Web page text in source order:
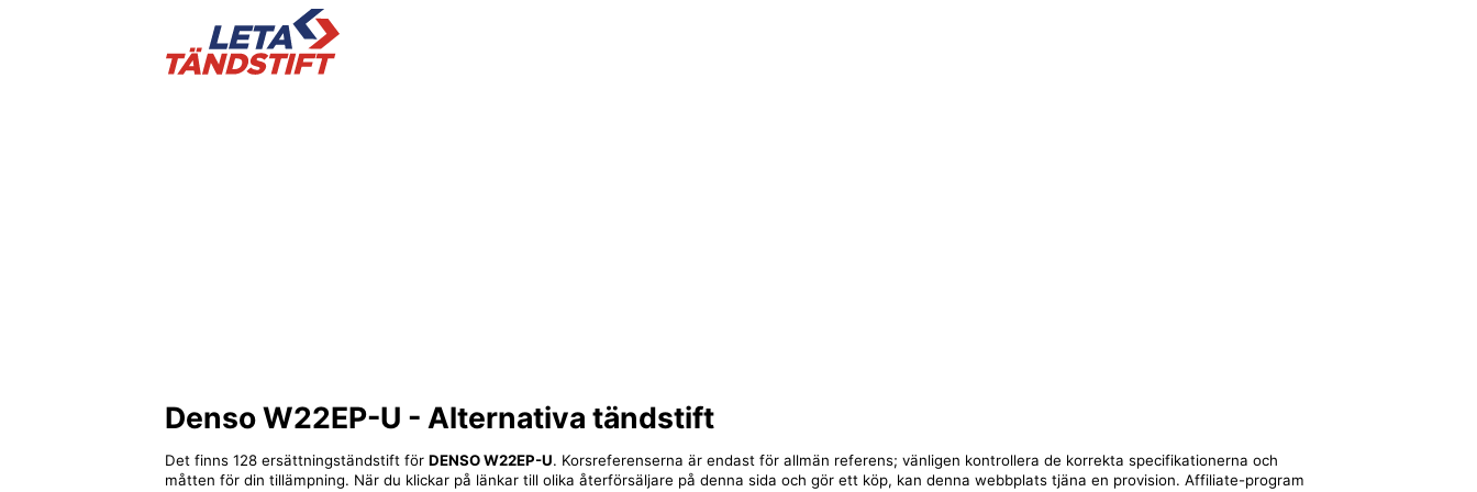
Denso W22EP-U - Alternativa tändstift
Det finns 128 ersättningständstift för DENSO W22EP-U. Korsreferenserna är endast för allmän referens; vänligen kontrollera de korrekta specifikationerna och
måtten för din tillämpning. När du klickar på länkar till olika återförsäljare på denna sida och gör ett köp, kan denna webbplats tjäna en provision. Affiliate-program